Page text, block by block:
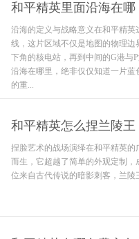
和平精英里面沿海在
沿海的定义与战略意义在和平精
线，这片区域不仅是地图的物理
下角的核电站，再到中间的G港与
沿海在哪里，绝非仅仅知道一片
的重...
和平精英怎么捏兰陵
捏脸艺术的战场演绎在和平精英
而生，它超越了简单的外观定制
位来自古代传说的暗影刺客，兰